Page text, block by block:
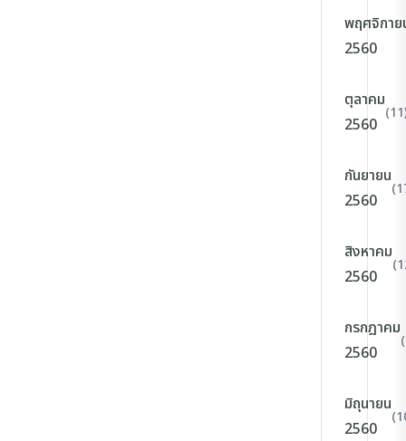
พฤศจิกาย
2560
ตุลาคม
2560
กันยายน
2560
สิงหาคม
2560
กรกฎาคม
2560
มิถุนายน
2560